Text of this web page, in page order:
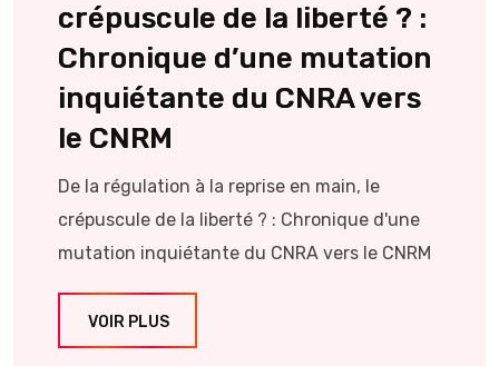
crépuscule de la liberté ? :
Chronique d’une mutation
inquiétante du CNRA vers
le CNRM
De la régulation à la reprise en main, le
crépuscule de la liberté ? : Chronique d'une
mutation inquiétante du CNRA vers le CNRM
VOIR PLUS